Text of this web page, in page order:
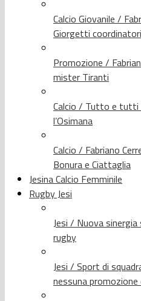
Calcio Giovanile /
Giorgetti
Promozione /
mister Tiranti
Calcio / Tutto e tutti
l’Osimana
Calcio / Fabriano
Bonura e Ciattaglia
Jesina Calcio Femminile
Rugby Jesi
Jesi / Nuova
rugby
Jesi / Sport di
nessuna